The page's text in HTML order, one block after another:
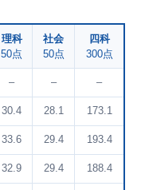
理科
50点
社会
50点
四科
300点
– – –
30.4 28.1 173.1
33.6 29.4 193.4
32.9 29.4 188.4